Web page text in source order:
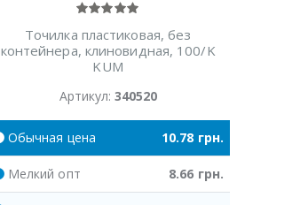
Точилка пластиковая, без
контейнера, клиновидная, 100/K
KUM
Артикул: 340520
Обычная цена 10.78 грн.
Мелкий опт 8.66 грн.